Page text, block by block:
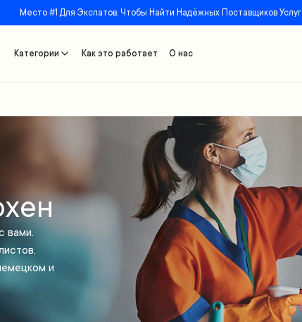
Место #1 Для Экспатов, Чтобы Найти Надёжных Поставщиков Услуг
Категории Как это работает О нас
вами.
и